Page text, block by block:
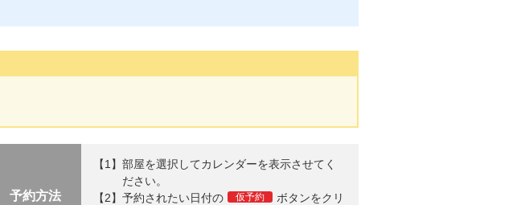
予約方法
部屋を選択してカレンダーを表示させてく
ださい。
予約されたい日付の
仮予約
ボタンをクリ